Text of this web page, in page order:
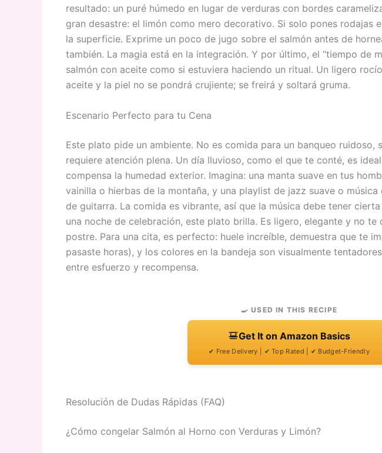
resultado: un puré húmedo en lugar de verduras con bordes
gran desastre: el limón como mero decorativo. Si solo pones rodajas
la superficie. Exprime un poco de jugo sobre el salmón antes de
también. La magia está en la integración. Y por último, el “tiempo de
salmón con aceite como si estuviera haciendo un ritual. Un ligero
aceite y la piel no se pondrá crujiente; se freirá y soltará gruma.
Escenario Perfecto para tu Cena
Este plato pide un ambiente. No es comida para un banqueo ruidoso,
requiere atención plena. Un día lluvioso, como el que te conté, es
compensa la humedad exterior. Imagina: una manta suave en tus
vainilla o hierbas de la montaña, y una playlist de jazz suave o
de guitarra. La comida es vibrante, así que la música debe tener
una noche de celebración, este plato brilla. Es ligero, elegante y no te
postre. Para una cita, es perfecto: huele increíble, demuestra que te
pasaste horas), y los colores en la bandeja son visualmente
entre esfuerzo y recompensa.
🍳 USED IN THIS RECIPE
Get It on Amazon Basics
✔ Free Delivery | ✔ Top Rated | ✔ Budget-Friendly
Resolución de Dudas Rápidas (FAQ)
¿Cómo congelar Salmón al Horno con Verduras y Limón?